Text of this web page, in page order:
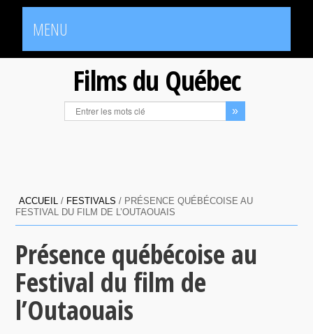
MENU
Films du Québec
ACCUEIL / FESTIVALS / PRÉSENCE QUÉBÉCOISE AU
FESTIVAL DU FILM DE L’OUTAOUAIS
Présence québécoise au
Festival du film de
l’Outaouais